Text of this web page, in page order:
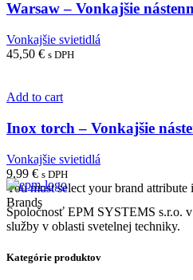
Warsaw – Vonkajšie
Vonkajšie svietidlá
45,50 € s DPH
Add to cart
Inox torch – Vonkajšie
Vonkajšie svietidlá
9,99 € s DPH
You must select your brand
Brands
Spoločnosť EPM SYSTEMS s.r.o.
služby v oblasti svetelnej techniky.
Kategórie produktov